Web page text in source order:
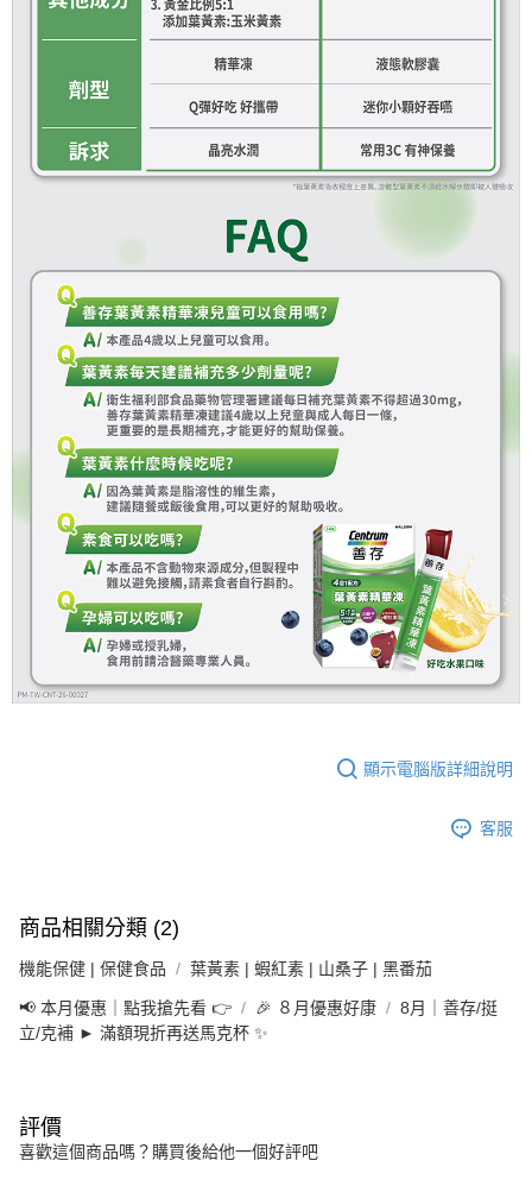
顯示電腦版詳細說明
客服
商品相關分類 (2)
機能保健 | 保健食品 葉黃素 | 蝦紅素 | 山桑子 | 黑番茄
📢 本月優惠｜點我搶先看 👉 🎉 ８月優惠好康
8月｜善存/挺
立/克補 ► 滿額現折再送馬克杯 ✨
評價
喜歡這個商品嗎？購買後給他一個好評吧